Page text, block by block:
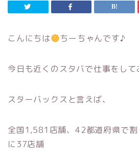
こんにちは ちーちゃんです♪
今日も近くのスタバで仕事をし
スターバックスと言えば、
全国1,581店舗、42都道府県で
に37店舗